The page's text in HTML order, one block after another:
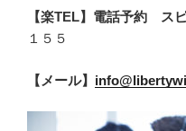
【楽TEL】電話予約 ス
１５５
【メール】